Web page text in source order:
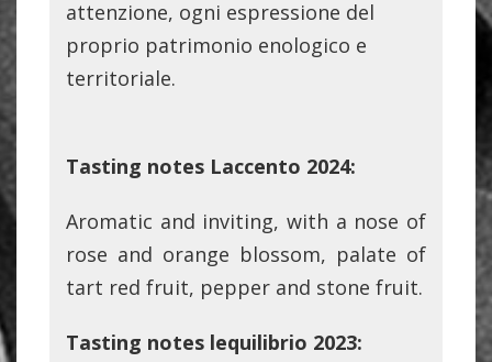
attenzione, ogni espressione del
proprio patrimonio enologico e
territoriale.
Tasting notes Laccento 2024:
Aromatic and inviting, with a nose of
rose and orange blossom, palate of
tart red fruit, pepper and stone fruit.
Tasting notes lequilibrio 2023: